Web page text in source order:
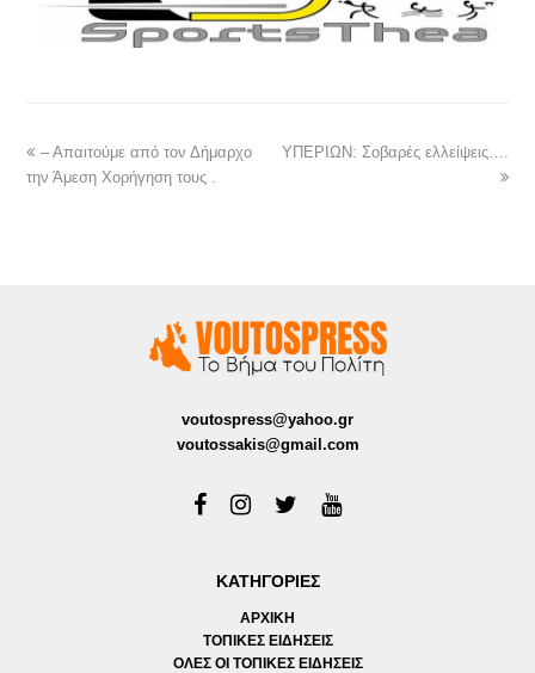
– Απαιτούμε από τον Δήμαρχο
την Άμεση Χορήγηση τους .
ΥΠΕΡΙΩΝ: Σοβαρές ελλείψεις….
voutospress@yahoo.gr
voutossakis@gmail.com
ΚΑΤΗΓΟΡΙΕΣ
ΑΡΧΙΚΗ
ΤΟΠΙΚΕΣ ΕΙΔΗΣΕΙΣ
ΟΛΕΣ ΟΙ ΤΟΠΙΚΕΣ ΕΙΔΗΣΕΙΣ